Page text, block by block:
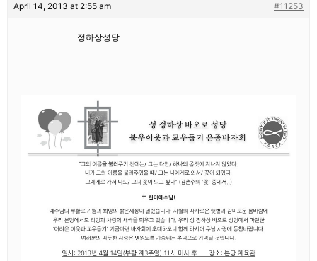
April 14, 2013 at 2:55 am #11253
정하상성당